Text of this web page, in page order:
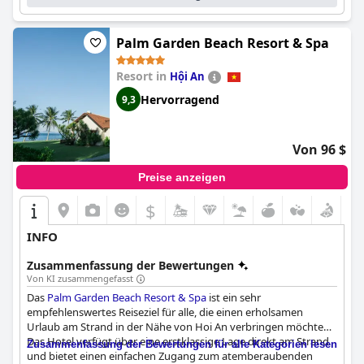
abseits des Trubels der Stadt zu entspannen und zu erholen.
Palm Garden Beach Resort & Spa
Resort in Hội An
9,3 Hervorragend
Von 96 $
Preise anzeigen
$
INFO
Zusammenfassung der Bewertungen
Von KI zusammengefasst
Das Palm Garden Beach Resort & Spa ist ein sehr
empfehlenswertes Reiseziel für alle, die einen erholsamen
Urlaub am Strand in der Nähe von Hoi An verbringen möchten.
Das Hotel verfügt über eine erstklassige Lage direkt am Strand
und bietet einen einfachen Zugang zum atemberaubenden
Zusammenfassung der Bewertungen für alle Kategorien lesen